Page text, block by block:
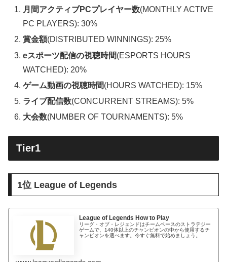
月間アクティブPCプレイヤー数(MONTHLY ACTIVE
PC PLAYERS): 30%
賞金額(DISTRIBUTED WINNINGS): 25%
eスポーツ配信の視聴時間(ESPORTS HOURS
WATCHED): 20%
ゲーム動画の視聴時間(HOURS WATCHED): 15%
ライブ配信数(CONCURRENT STREAMS): 5%
大会数(NUMBER OF TOURNAMENTS): 5%
Tier1
1位 League of Legends
League of Legends How to Play
リーグ・オブ・レジェンドはチームベースのストラテジー
ゲームで、140体以上のチャンピオンの中から使用するチ
ャンピオンを選べます。今すぐ無料で始めましょう。